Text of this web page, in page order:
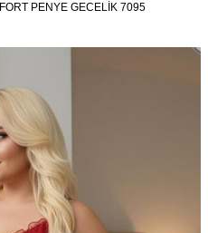
PENYE GECELIK 7095